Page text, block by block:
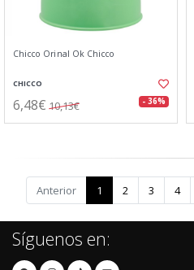
Chicco Orinal Ok Chicco
CHICCO
6,48€ 10,13€ - 36%
Anterior 1 2 3 4
Síguenos en: